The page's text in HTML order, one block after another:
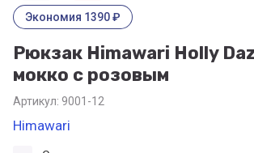
Экономия 1390 ₽
Рюкзак Himawari Holly
мокко с розовым
Артикул: 9001-12
Himawari